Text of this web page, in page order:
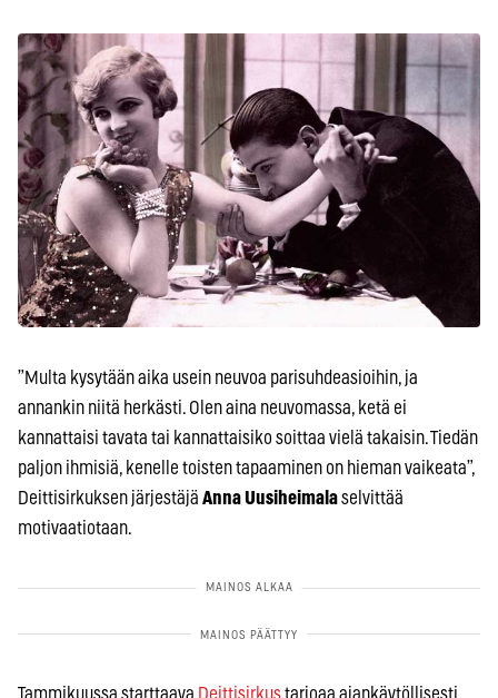
”Multa kysytään aika usein neuvoa parisuhdeasioihin, ja
annankin niitä herkästi. Olen aina neuvomassa, ketä ei
kannattaisi tavata tai kannattaisiko soittaa vielä takaisin. Tiedän
paljon ihmisiä, kenelle toisten tapaaminen on hieman vaikeata”,
Deittisirkuksen järjestäjä Anna Uusiheimalaselvittää
motivaatiotaan.
Tammikuussa starttaava Deittisirkustarjoaa ajankäytöllisesti